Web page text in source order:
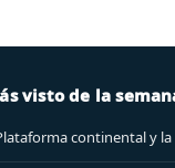
visto de la
continental y